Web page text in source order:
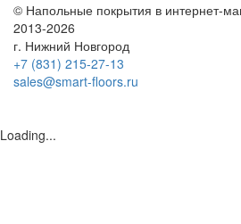
© Напольные покрытия в интернет-
2013-2026
г. Нижний Новгород
+7 (831) 215-27-13
sales@smart-floors.ru
Loading...